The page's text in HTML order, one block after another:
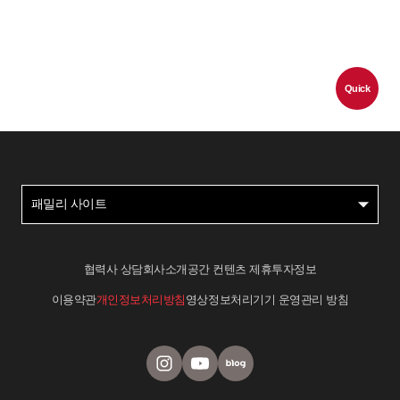
Quick
패밀리 사이트
협력사 상담회사소개 공간 컨텐츠 제휴투자정보
이용약관개인정보처리방침 영상정보처리기기 운영관리 방침